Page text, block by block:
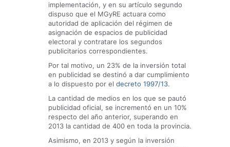
implementación, y en su artículo segundo
dispuso que el MGyRE actuara como
autoridad de aplicación del régimen de
asignación de espacios de publicidad
electoral y contratare los segundos
publicitarios correspondientes.
Por tal motivo, un 23% de la inversión total
en publicidad se destinó a dar cumplimiento
a lo dispuesto por el decreto 1997/13.
La cantidad de medios en los que se pautó
publicidad oficial, se incrementó en un 10%
respecto del año anterior, superando en
2013 la cantidad de 400 en toda la provincia.
Asimismo, en 2013 y según la inversión